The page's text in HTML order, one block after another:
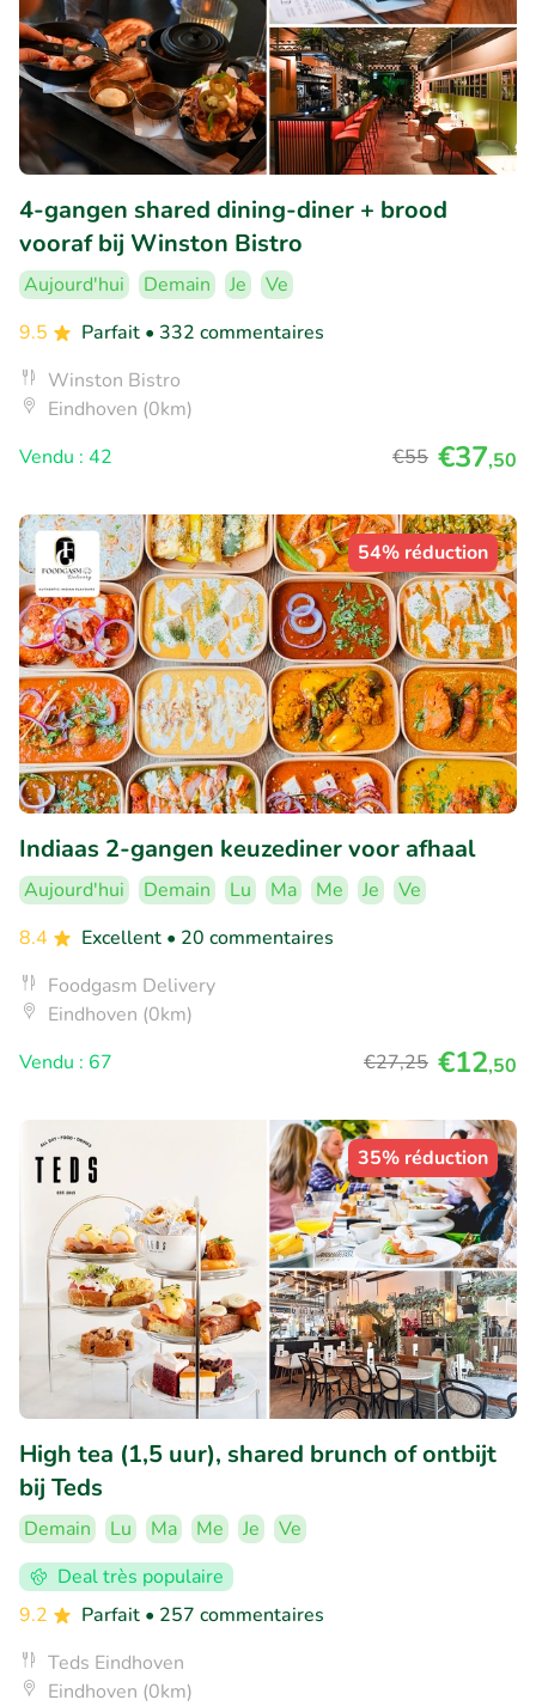
4-gangen shared dining-diner + brood
vooraf bij Winston Bistro
Aujourd'hui Demain Je
Ve
9.5
Parfait • 332 commentaires
Winston Bistro
Eindhoven (0km)
Vendu : 42
€55 €37,50
54% réduction
Indiaas 2-gangen keuzediner voor afhaal
Aujourd'hui Demain Lu Ma Me Je
Ve
8.4
Excellent • 20 commentaires
Foodgasm Delivery
Eindhoven (0km)
Vendu : 67
€27,25 €12,50
35% réduction
High tea (1,5 uur), shared brunch of ontbijt
bij Teds
Demain Lu Ma Me Je
Ve
Deal très populaire
9.2
Parfait • 257 commentaires
Teds Eindhoven
Eindhoven (0km)